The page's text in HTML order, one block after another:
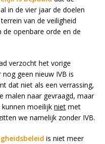
in de vier jaar de doelen
van de veiligheid
openbare orde en de
verzocht het vorige
geen nieuw IVB is
dat niet als een verrassing,
malen naar gevraagd, maar
moeilijk niet met
we namelijk zonder IVB.
is niet meer